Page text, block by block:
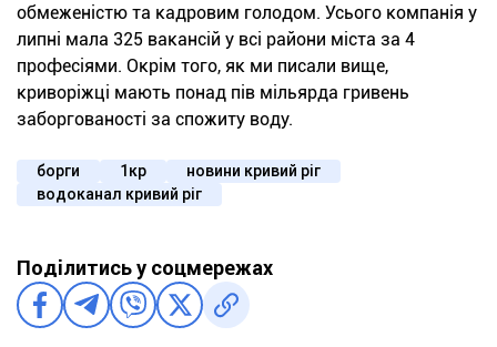
обмеженістю та кадровим голодом. Усього компанія у
липні мала 325 вакансій у всі райони міста за 4
професіями. Окрім того, як ми писали вище,
криворіжці мають понад пів мільярда гривень
заборгованості за спожиту воду.
борги 1кр
новини кривий ріг
водоканал кривий ріг
Поділитись у соцмережах